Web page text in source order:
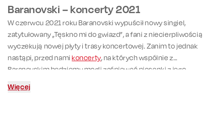
Baranovski – koncerty 2021
W czerwcu 2021 roku Baranovski wypuścił nowy singiel,
zatytułowany „Tęskno mi do gwiazd”, a fani z niecierpliwością
wyczekują nowej płyty i trasy koncertowej. Zanim to jednak
nastąpi, przed namikoncerty, na których wspólnie z
Baranovskim będziemy mogli zaśpiewać piosenki z jego
się do newslettera, aby być na bieżąco ze wszystkimi
Więcej